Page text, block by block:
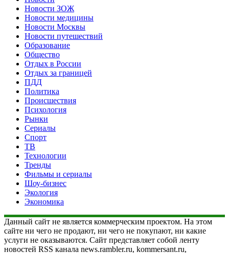
Новости ЗОЖ
Новости медицины
Новости Москвы
Новости путешествий
Образование
Общество
Отдых в России
Отдых за границей
ПДД
Политика
Происшествия
Психология
Рынки
Сериалы
Спорт
ТВ
Технологии
Тренды
Фильмы и сериалы
Шоу-бизнес
Экология
Экономика
Данный сайт не является коммерческим проектом. На этом
сайте ни чего не продают, ни чего не покупают, ни какие
услуги не оказываются. Сайт представляет собой ленту
новостей RSS канала news.rambler.ru, kommersant.ru,